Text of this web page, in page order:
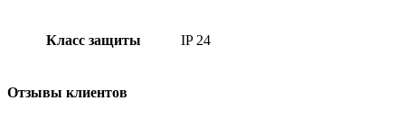
Класс защиты IP 24
Отзывы клиентов